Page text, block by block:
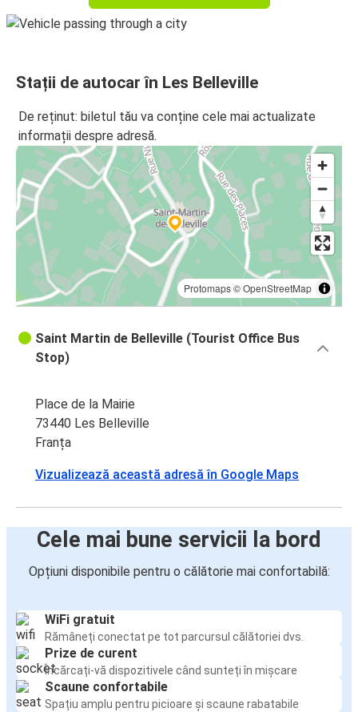
Stații de autocar în Les Belleville
De reținut: biletul tău va conține cele mai actualizate
informații despre adresă.
Protomaps©OpenStreetMap
Saint Martin de Belleville (Tourist Office Bus
Stop)
Place de la Mairie
73440 Les Belleville
Franța
Vizualizează această adresă în Google Maps
Cele mai bune servicii la bord
Opțiuni disponibile pentru o călătorie mai confortabilă:
WiFi gratuit
Rămâneți conectat pe tot parcursul călătoriei dvs.
Prize de curent
Încărcați-vă dispozitivele când sunteți în mișcare
Scaune confortabile
Spațiu amplu pentru picioare și scaune rabatabile